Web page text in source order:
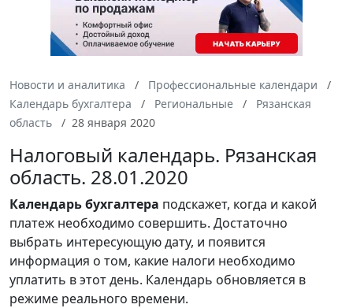
Новости и аналитика
Профессиональные календари
Календарь бухгалтера
Региональные
Рязанская
область
28 января 2020
Налоговый календарь. Рязанская
область. 28.01.2020
Календарьбухгалтера подскажет, когда и какой
платеж необходимо совершить. Достаточно
выбрать интересующую дату, и появится
информация о том, какие налоги необходимо
уплатить в этот день. Календарь обновляется в
режиме реального времени.